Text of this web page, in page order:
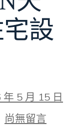
設
5 月 15 日
在
〈華
尚無留言